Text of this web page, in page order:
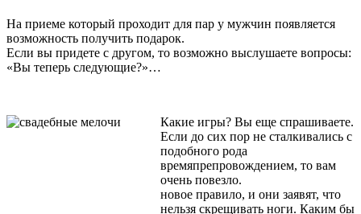
На приеме который проходит для пар у мужчин появляется
возможность получить подарок.
Если вы придете с другом, то возможно выслушаете вопросы:
«Вы теперь следующие?»…
Какие игры? Вы еще спрашиваете.
Если до сих пор не сталкивались с
подобного рода
времяпрепровождением, то вам
очень повезло.
новое правило, и они заявят, что
нельзя скрещивать ноги. Каким бы